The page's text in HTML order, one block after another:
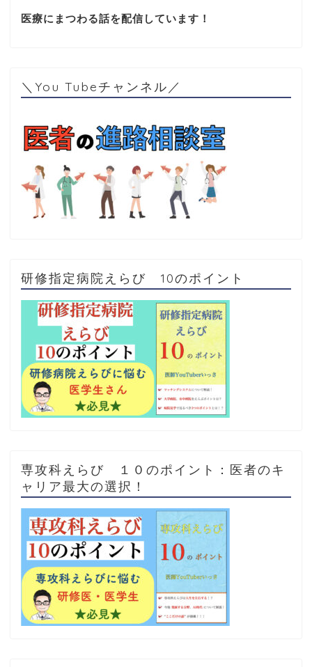
医療にまつわる話を配信しています！
＼You Tubeチャンネル／
研修指定病院えらび 10のポイント
専攻科えらび １０のポイント：医者のキ
ャリア最大の選択！